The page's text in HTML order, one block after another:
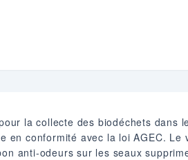
la collecte des biodéchets
conformité avec la loi AGEC.
anti-odeurs sur les seaux